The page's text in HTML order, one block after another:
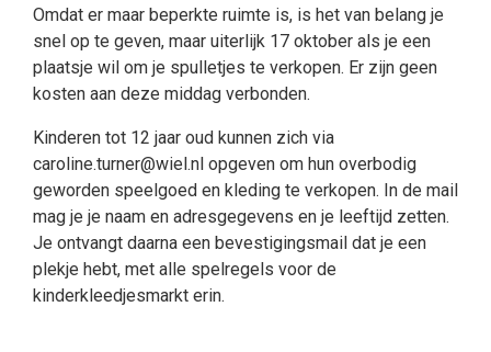
Omdat er maar beperkte ruimte is, is het van belang je
snel op te geven, maar uiterlijk 17 oktober als je een
plaatsje wil om je spulletjes te verkopen. Er zijn geen
kosten aan deze middag verbonden.
Kinderen tot 12 jaar oud kunnen zich via
caroline.turner@wiel.nl opgeven om hun overbodig
geworden speelgoed en kleding te verkopen. In de mail
mag je je naam en adresgegevens en je leeftijd zetten.
Je ontvangt daarna een bevestigingsmail dat je een
plekje hebt, met alle spelregels voor de
kinderkleedjesmarkt erin.